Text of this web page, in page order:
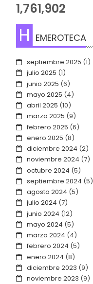
1,761,902
H EMEROTECA
septiembre 2025 (1)
julio 2025 (1)
junio 2025 (6)
mayo 2025 (4)
abril 2025 (10)
marzo 2025 (9)
febrero 2025 (6)
enero 2025 (8)
diciembre 2024 (2)
noviembre 2024 (7)
octubre 2024 (5)
septiembre 2024 (5)
agosto 2024 (5)
julio 2024 (7)
junio 2024 (12)
mayo 2024 (5)
marzo 2024 (4)
febrero 2024 (5)
enero 2024 (8)
diciembre 2023 (9)
noviembre 2023 (9)